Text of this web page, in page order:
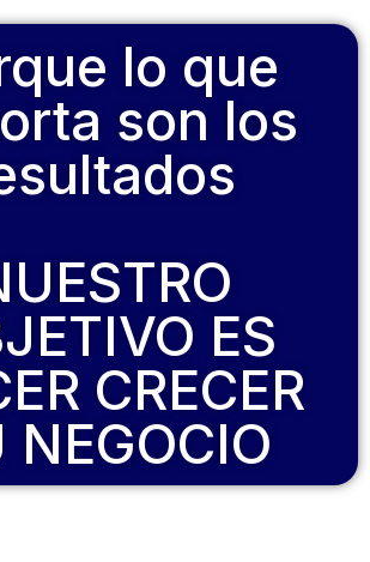
lo que
son los
ES
CRECER
NEGOCIO